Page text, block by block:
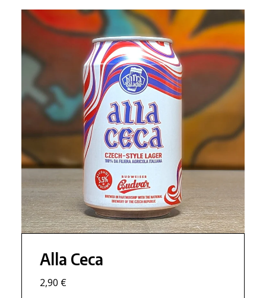
Alla Ceca
2,90 €